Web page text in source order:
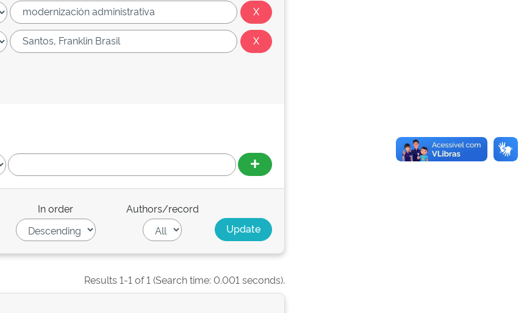
In order Authors/record
Results 1-1 of 1 (Search time: 0.001 seconds).